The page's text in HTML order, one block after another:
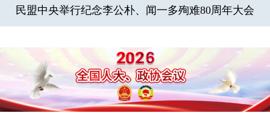
民盟中央举行纪念李公朴、闻一多殉难80周年大会